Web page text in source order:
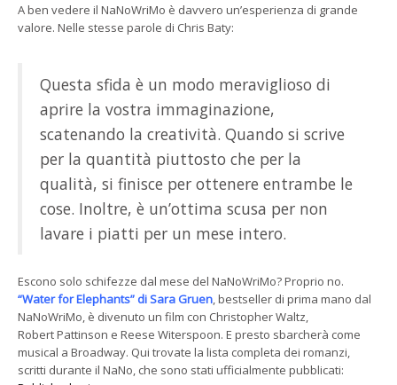
A ben vedere il NaNoWriMo è davvero un’esperienza di grande
valore. Nelle stesse parole di Chris Baty:
Questa sfida è un modo meraviglioso di
aprire la vostra immaginazione,
scatenando la creatività. Quando si scrive
per la quantità piuttosto che per la
qualità, si finisce per ottenere entrambe le
cose. Inoltre, è un’ottima scusa per non
lavare i piatti per un mese intero.
Escono solo schifezze dal mese del NaNoWriMo? Proprio no.
“Water for Elephants” di Sara Gruen, bestseller di prima mano dal
NaNoWriMo, è divenuto un film con Christopher Waltz,
Robert Pattinson e Reese Witerspoon. E presto sbarcherà come
musical a Broadway. Qui trovate la lista completa dei romanzi,
scritti durante il NaNo, che sono stati ufficialmente pubblicati: